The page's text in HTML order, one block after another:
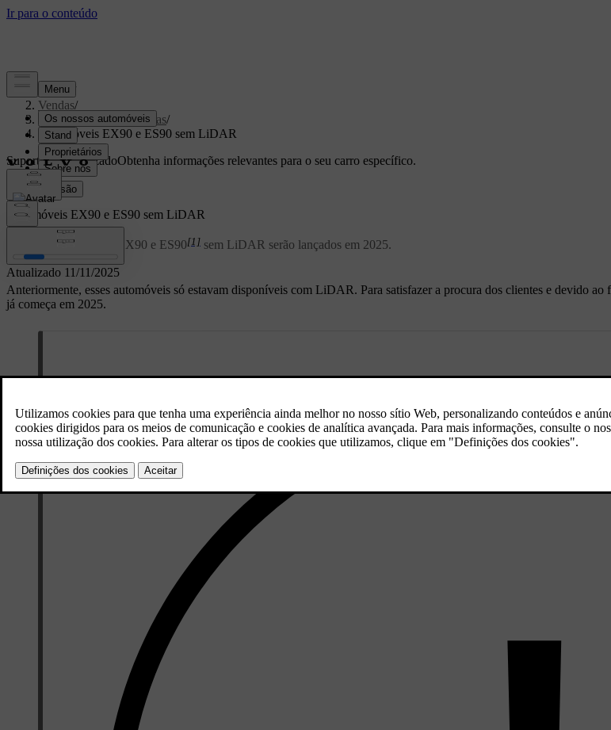
Apoiar
Vendas/
Marketing e campanhas/
Automóveis EX90 e ES90 sem LiDAR
Suporte personalizadoObtenha informações relevantes para o seu carro específico.
Iniciar sessão
Atualizado 11/11/2025
Automóveis EX90 e ES90 sem LiDAR
Os automóveis Volvo EX90 e ES90[1] sem LiDAR serão lançados em 2025.
Anteriormente, esses automóveis só estavam disponíveis com LiDAR. Para satisfazer a procura dos clientes e devido
já começa em 2025.